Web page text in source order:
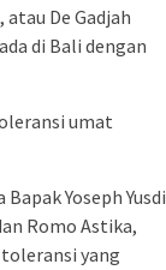
atau De Gadjah
di Bali dengan
umat
Yoseph Yusdi
Romo Astika,
yang